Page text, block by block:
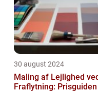
30 august 2024
Maling af Lejlighed
Fraflytning: Prisguiden